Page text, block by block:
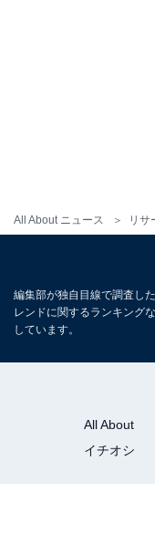
All About ニュース リサ
編集部が独自目線で調査し
レンドに関するランキング
しています。
All About
イチオシ